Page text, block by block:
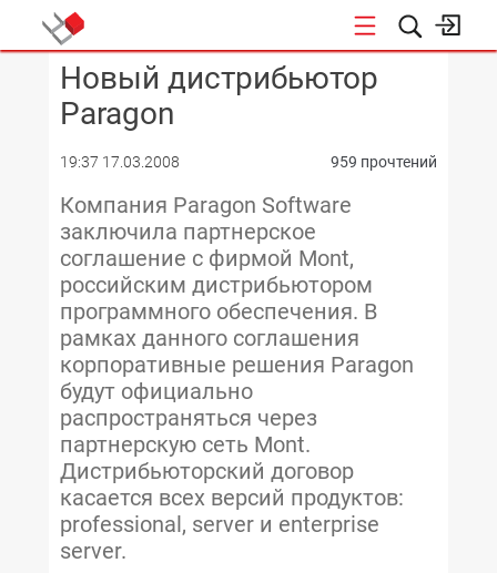
КОНФЕРЕНЦИИ
Новый дистрибьютор
Paragon
19:37 17.03.2008 959 прочтений
Компания Paragon Software
заключила партнерское
соглашение с фирмой Mont,
российским дистрибьютором
программного обеспечения. В
рамках данного соглашения
корпоративные решения Paragon
будут официально
распространяться через
партнерскую сеть Mont.
Дистрибьюторский договор
касается всех версий продуктов:
professional, server и enterprise
server.